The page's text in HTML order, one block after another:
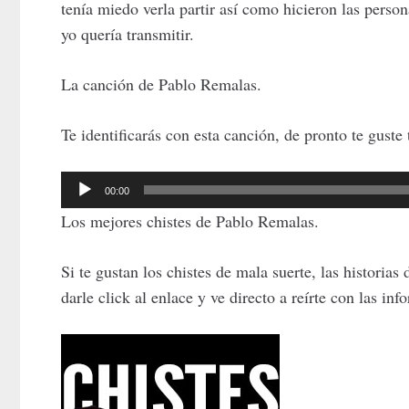
tenía miedo verla partir así como hicieron las
yo quería transmitir.
La canción de Pablo Remalas.
Te identificarás con esta canción, de pronto te
Reproductor
de
audio
00:00
Los mejores chistes de Pablo Remalas.
Si te gustan los chistes de mala suerte, las historias
darle click al enlace y ve directo a reírte con las